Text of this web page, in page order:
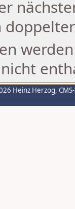
Heinz Herzog,